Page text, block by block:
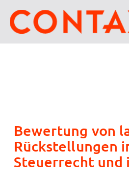
Bewertung von
Rückstellungen
Steuerrecht und